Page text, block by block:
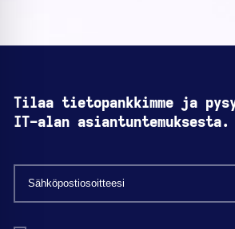
Tilaa tietopankkimme ja
IT-alan asiantuntemuksesta.